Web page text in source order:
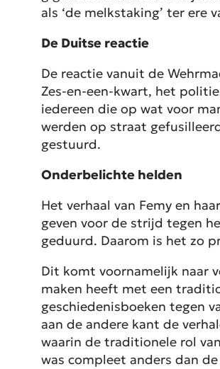
als ‘de melkstaking’ ter ere
De Duitse reactie
De reactie vanuit de
Zes-en-een-kwart, het
iedereen die op wat voor
werden op straat
gestuurd.
Onderbelichte helden
Het verhaal van Femy en
geven voor de strijd tegen
geduurd. Daarom is het zo
Dit komt voornamelijk naar
maken heeft met een
geschiedenisboeken tegen
aan de andere kant de
waarin de traditionele rol
was compleet anders dan